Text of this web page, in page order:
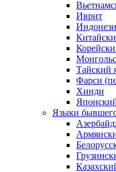
Иврит
Тайский
Фарси
Хинди
Языки